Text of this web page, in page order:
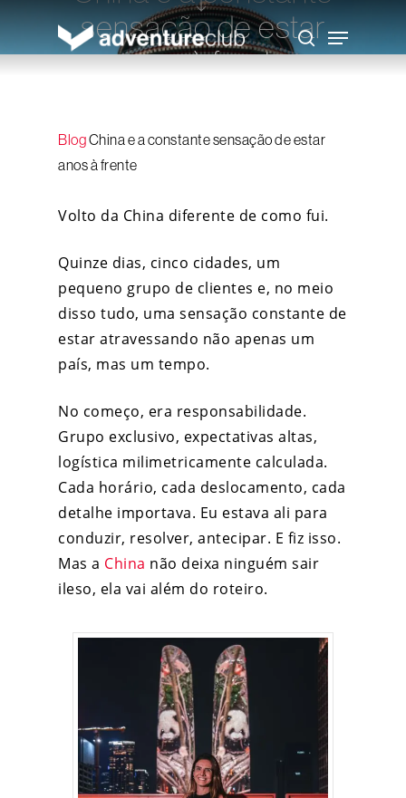
search
Menu
sensação de estar
anos à frente
BlogChina e a constante sensação de estar
anos à frente
Volto da China diferente de como fui.
Quinze dias, cinco cidades, um
pequeno grupo de clientes e, no meio
disso tudo, uma sensação constante de
estar atravessando não apenas um
país, mas um tempo.
No começo, era responsabilidade.
Grupo exclusivo, expectativas altas,
logística milimetricamente calculada.
Cada horário, cada deslocamento, cada
detalhe importava. Eu estava ali para
conduzir, resolver, antecipar. E fiz isso.
Mas a China não deixa ninguém sair
ileso, ela vai além do roteiro.